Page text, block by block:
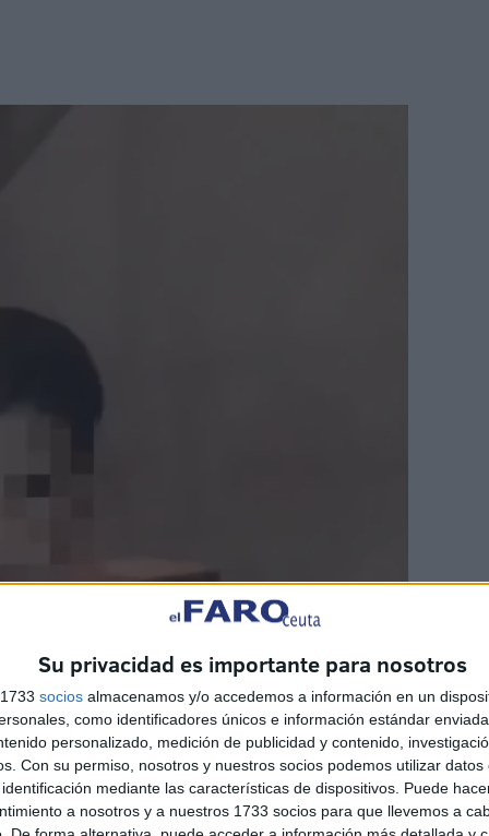
Su privacidad es importante para nosotros
socios almacenamos y/o accedemos a información en un
como identificadores únicos e información estándar
personalizado, medición de publicidad y contenido,
Con su permiso, nosotros y nuestros socios podemos utilizar datos
mediante las características de dispositivos. Puede
a nosotros y a nuestros 1733 socios para que llevemos a